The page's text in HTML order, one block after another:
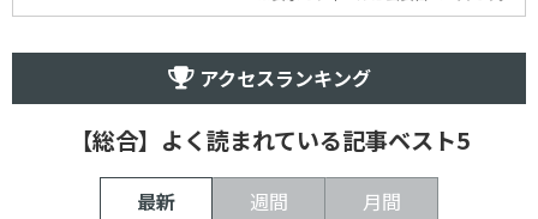
アクセスランキング
【総合】よく読まれている記事ベスト5
最新 週間 月間